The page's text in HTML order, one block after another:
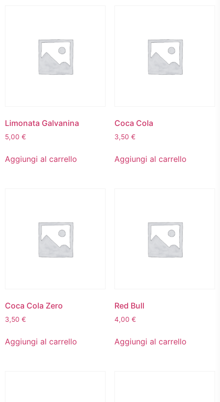
Limonata Galvanina
5,00 €
Aggiungi al carrello
Coca Cola
3,50 €
Aggiungi al carrello
Coca Cola Zero
3,50 €
Aggiungi al carrello
Red Bull
4,00 €
Aggiungi al carrello